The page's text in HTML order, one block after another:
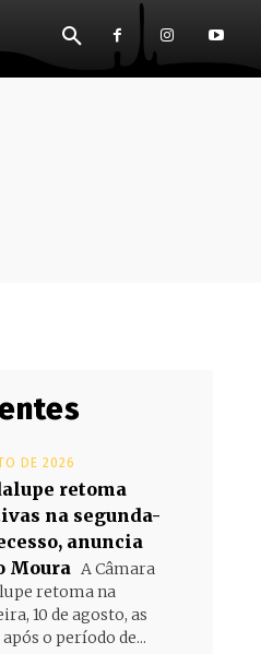
DE 2026
retoma
na segunda-
anuncia
Moura A Câmara
retoma na
10 de agosto, as
o período de...